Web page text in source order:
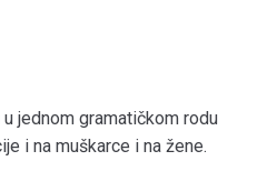
jednom gramatičkom rodu
i na muškarce i na žene.